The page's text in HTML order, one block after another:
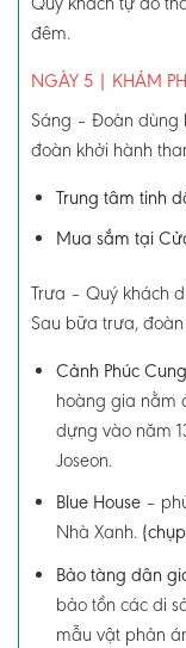
đêm.
NGÀY 5 | KHÁM
Sáng – Đoàn dùng
đoàn khởi hành
Trung tâm tinh
Mua sắm tại
Trưa – Quý khách
Sau bữa trưa,
Cảnh Phúc
hoàng gia nằm
dựng vào năm
Joseon.
Blue House – p
Nhà Xanh.
Bảo tàng dân
bảo tồn các di
mẫu vật phản